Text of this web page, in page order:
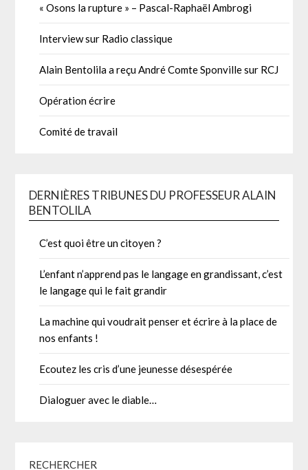
« Osons la rupture » – Pascal-Raphaël Ambrogi
Interview sur Radio classique
Alain Bentolila a reçu André Comte Sponville sur RCJ
Opération écrire
Comité de travail
DERNIÈRES TRIBUNES DU PROFESSEUR ALAIN
BENTOLILA
C’est quoi être un citoyen ?
L’enfant n’apprend pas le langage en grandissant, c’est
le langage qui le fait grandir
La machine qui voudrait penser et écrire à la place de
nos enfants !
Ecoutez les cris d’une jeunesse désespérée
Dialoguer avec le diable…
RECHERCHER